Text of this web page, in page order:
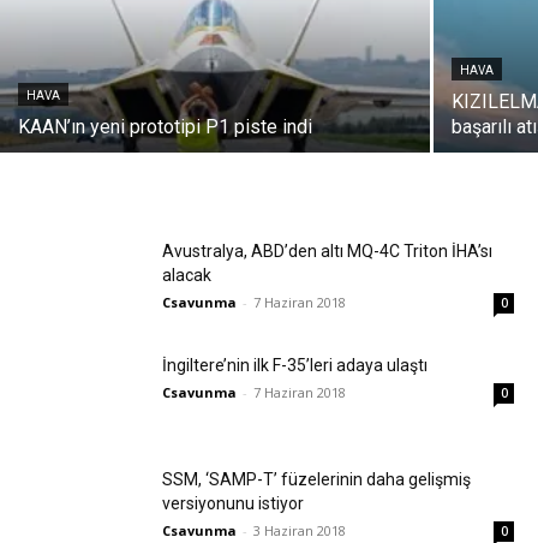
HAVA
KAAN’ın yeni prototipi P1 piste indi
HAVA
başarılı
Avustralya, ABD’den altı MQ-4C Triton İHA’sı
alacak
Csavunma - 7 Haziran 2018 0
İngiltere’nin ilk F-35’leri adaya ulaştı
Csavunma - 7 Haziran 2018 0
SSM, ‘SAMP-T’ füzelerinin daha gelişmiş
versiyonunu istiyor
Csavunma - 3 Haziran 2018 0